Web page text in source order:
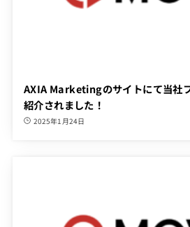
AXIA Marketingのサイトにて当社
紹介されました！
2025年1月24日